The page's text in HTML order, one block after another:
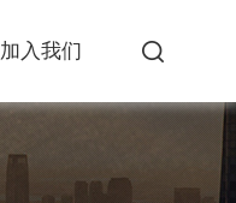
加入我们